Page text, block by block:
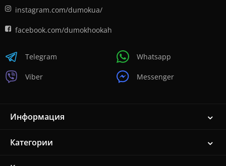
instagram.com/dumokua/
facebook.com/dumokhookah
Telegram
Viber
Whatsapp
Messenger
Информация
Категории